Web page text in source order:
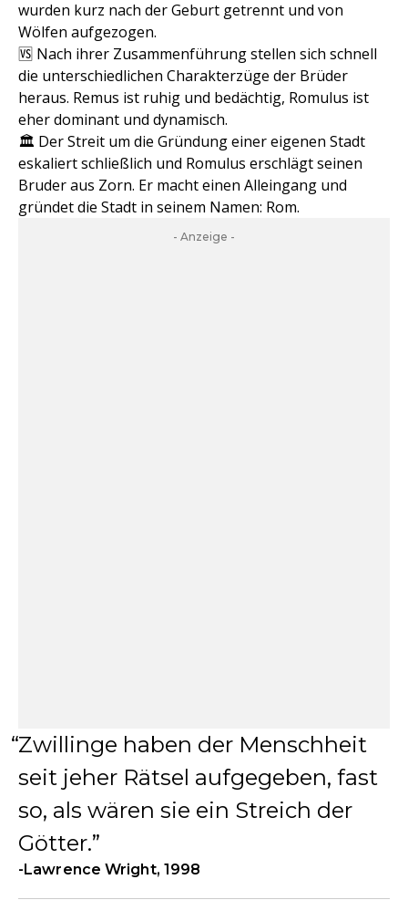
wurden kurz nach der Geburt getrennt und von
Wölfen aufgezogen.
🆚 Nach ihrer Zusammenführung stellen sich schnell
die unterschiedlichen Charakterzüge der Brüder
heraus. Remus ist ruhig und bedächtig, Romulus ist
eher dominant und dynamisch.
🏛 Der Streit um die Gründung einer eigenen Stadt
eskaliert schließlich und Romulus erschlägt seinen
Bruder aus Zorn. Er macht einen Alleingang und
gründet die Stadt in seinem Namen: Rom.
- Anzeige -
Zwillinge haben der Menschheit
seit jeher Rätsel aufgegeben, fast
so, als wären sie ein Streich der
Götter.
-Lawrence Wright, 1998